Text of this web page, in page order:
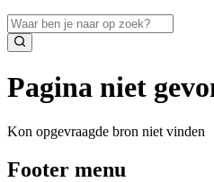
Pagina niet
Kon opgevraagde bron niet vinden
Footer menu